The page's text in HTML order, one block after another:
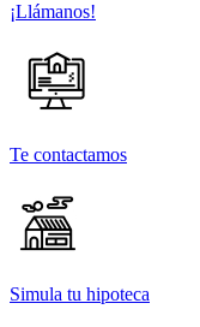
¡Llámanos!
Te contactamos
Simula tu hipoteca